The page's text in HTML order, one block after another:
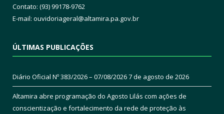
Contato: (93) 99178-9762
E-mail: ouvidoriageral@altamira.pa.gov.br
ÚLTIMAS PUBLICAÇÕES
Diário Oficial Nº 383/2026 – 07/08/20267 de agosto de 2026
Altamira abre programação do Agosto Lilás com ações de
conscientização e fortalecimento da rede de proteção às